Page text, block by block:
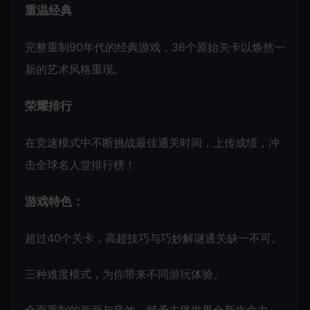
重温经典
完整重制90年代的经典游戏，36个原始关卡以焕然一
新的艺术风格重现。
荣耀排行
在竞速模式中不断挑战最佳通关时间，上传成绩，冲
击全球名人堂排行榜！
游戏特色：
超过40个关卡，高超技巧与巧妙解谜通关缺一不可。
三种难度模式，为你带来不同游玩体验。